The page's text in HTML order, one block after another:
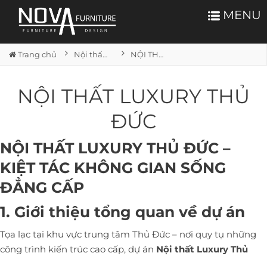
MENU
Trang chủ Nội thất căn hộ NỘI THẤT LUXURY THỦ ĐỨC
NỘI THẤT LUXURY THỦ
ĐỨC
NỘI THẤT LUXURY THỦ ĐỨC –
KIỆT TÁC KHÔNG GIAN SỐNG
ĐẲNG CẤP
1. Giới thiệu tổng quan về dự án
Tọa lạc tại khu vực trung tâm Thủ Đức – nơi quy tụ những
công trình kiến trúc cao cấp, dự án Nội thất Luxury Thủ